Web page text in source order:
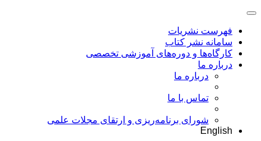
فهرست نشریات
سامانه نشر کتاب
کارگاه‌ها و دوره‌های آموزشی تخصصی
درباره ما
درباره ما
تماس با ما
شورای برنامه‌ریزی و ارتقای مجلات علمی
English